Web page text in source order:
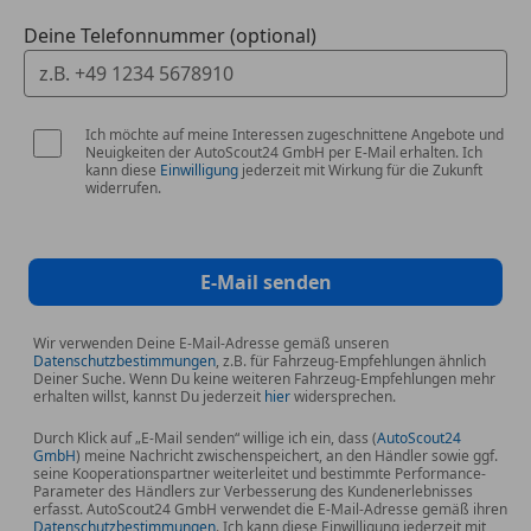
automatischem Notruf, Fahrassistenz-System:
Prädiktiver Effizienz-Assistent, Fahrassistenz-System:
Ausweich-Assistent, Fahrassistenz-System: Abbiege-
Assistent links, Fahrassistenz-System: Adaptiver
Fahrassistent, Bedienelemente Glasoptik, inkl.
erweiterter Aluminium-Optik, Bremssättel Rot
(40:20:40), Scheinwerfer-Reinigungsanlage (SRA),
Servoschliessung für Türen, Sitzbezug / Polsterung:
Lehnenwange pneumatisch einstellbar,
Lendenwirbelstützen vorn, pneumatisch verstellbar,
Verglasung hinten abgedunkelt (Privacyverglasung),
Wendematte Gepäckraum (variabel)
Deine Telefonnummer (optional)
Ich möchte auf meine Interessen zugeschnittene Angebote und
Neuigkeiten der AutoScout24 GmbH per E-Mail erhalten. Ich
kann diese Einwilligung jederzeit mit Wirkung für die Zukunft
widerrufen.
E-Mail senden
Wir verwenden Deine E-Mail-Adresse gemäß unseren
Datenschutzbestimmungen, z.B. für Fahrzeug-Empfehlungen ähnlich
Deiner Suche. Wenn Du keine weiteren Fahrzeug-Empfehlungen mehr
erhalten willst, kannst Du jederzeit hierwidersprechen.
Durch Klick auf „E-Mail senden“ willige ich ein, dass (AutoScout24
GmbH) meine Nachricht zwischenspeichert, an den Händler sowie ggf.
seine Kooperationspartner weiterleitet und bestimmte Performance-
Parameter des Händlers zur Verbesserung des Kundenerlebnisses
erfasst. AutoScout24 GmbH verwendet die E-Mail-Adresse gemäß ihren
Datenschutzbestimmungen. Ich kann diese Einwilligung jederzeit mit